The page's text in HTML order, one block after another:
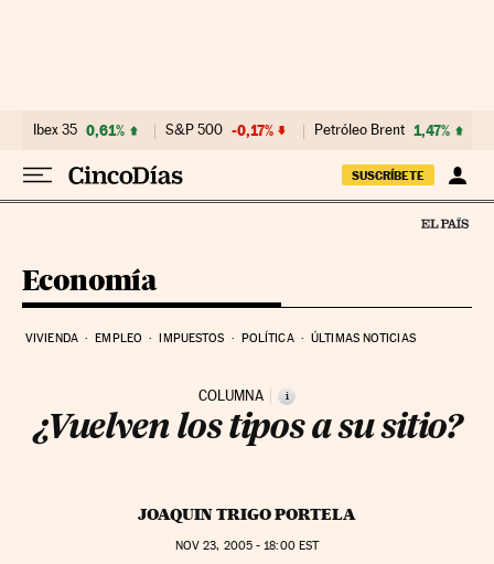
Ibex 35 0,61% S&P 500 -0,17% Petróleo Brent 1,47%
SUSCRÍBETE
Economía
VIVIENDA EMPLEO IMPUESTOS POLÍTICA ÚLTIMAS NOTICIAS
COLUMNA i
¿Vuelven los tipos a su sitio?
JOAQUIN TRIGO PORTELA
NOV 23, 2005 - 18:00EST